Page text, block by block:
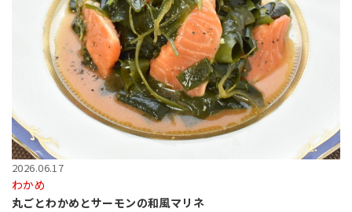
2026.06.17
わかめ
丸ごとわかめとサーモンの和風マリネ